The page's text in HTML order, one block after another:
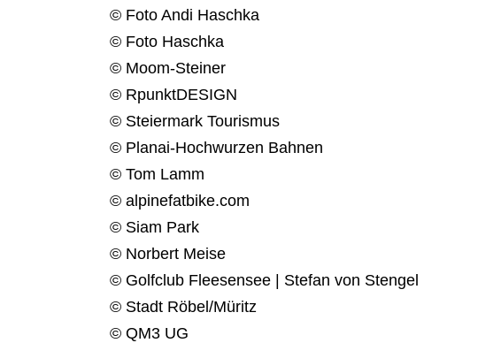
© Foto Andi Haschka
© Foto Haschka
© Moom-Steiner
© RpunktDESIGN
© Steiermark Tourismus
© Planai-Hochwurzen Bahnen
© Tom Lamm
© alpinefatbike.com
© Siam Park
© Norbert Meise
© Golfclub Fleesensee | Stefan von Stengel
© Stadt Röbel/Müritz
© QM3 UG